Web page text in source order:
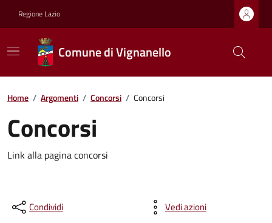
Regione Lazio
Comune di Vignanello
Home / Argomenti / Concorsi / Concorsi
Concorsi
Link alla pagina concorsi
Condividi Vedi azioni